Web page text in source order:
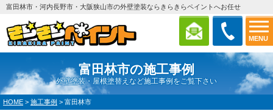
MENU
富田林市・河内長野市・大阪狭山市の外壁塗装ならきらきらペイントへお任せ
富田林市の施工事例
外壁塗装・屋根塗替えなど施工事例をご覧下さい
HOME > 施工事例 > 富田林市